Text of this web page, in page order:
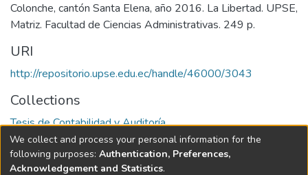
Colonche, cantón Santa Elena, año 2016. La Libertad. UPSE,
Matriz. Facultad de Ciencias Administrativas. 249 p.
URI
http://repositorio.upse.edu.ec/handle/46000/3043
Collections
Tesis de Contabilidad y Auditoría
Full item page
We collect and process your personal information for the
following purposes: Authentication, Preferences,
Acknowledgement and Statistics.